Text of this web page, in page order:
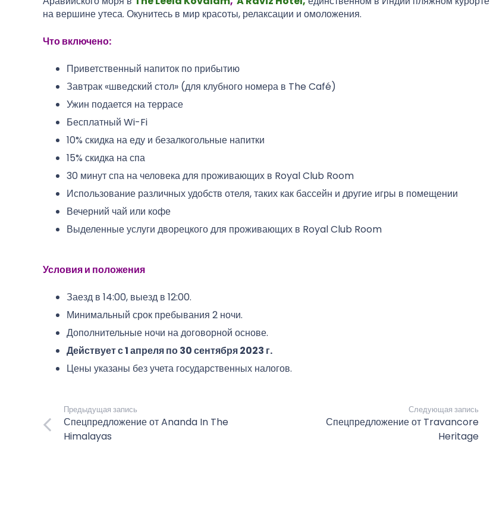
на вершине утеса. Окунитесь в мир красоты, релаксации и омоложения.
Что включено:
Приветственный напиток по прибытию
Завтрак «шведский стол» (для клубного номера в The Café)
Ужин подается на террасе
Бесплатный Wi-Fi
10% скидка на еду и безалкогольные напитки
15% скидка на спа
30 минут спа на человека для проживающих в Royal Club Room
Использование различных удобств отеля, таких как бассейн и другие игры в помещении
Вечерний чай или кофе
Выделенные услуги дворецкого для проживающих в Royal Club Room
Условия и положения
Заезд в 14:00, выезд в 12:00.
Минимальный срок пребывания 2 ночи.
Дополнительные ночи на договорной основе.
Действует с 1 апреля по 30 сентября 2023 г.
Цены указаны без учета государственных налогов.
Предыдущая запись
Спецпредложение от Ananda In The
Himalayas
Следующая запись
Спецпредложение от Travancore
Heritage